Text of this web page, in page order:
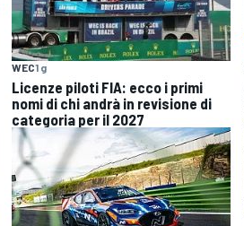
WEC1 g
Licenze piloti FIA: ecco i primi
nomi di chi andrà in revisione di
categoria per il 2027